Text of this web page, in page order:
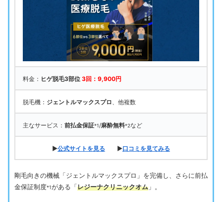
料金： ヒゲ脱毛3部位 3回：9,900円
脱毛機： ジェントルマックスプロ、他複数
主なサービス： 前払金保証*1/麻酔無料*2など
▶公式サイトを見る ▶口コミを見てみる
剛毛向きの機械「ジェントルマックスプロ」を完備し、さらに前払
金保証制度*1がある「レジーナクリニックオム 」。